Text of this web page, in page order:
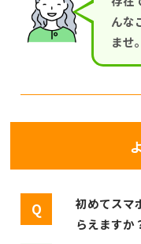
んな
ませ。
初めてスマ
らえますか